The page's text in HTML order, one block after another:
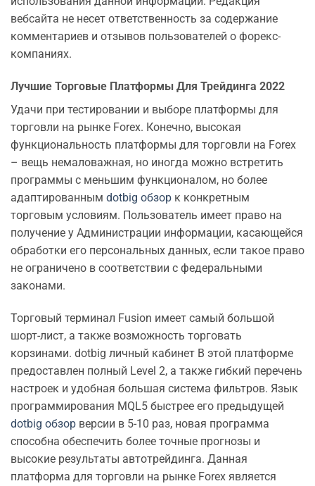
вебсайта не несет ответственность за содержание
комментариев и отзывов пользователей о форекс-
компаниях.
Лучшие Торговые Платформы Для Трейдинга 2022
Удачи при тестировании и выборе платформы для
торговли на рынке Forex. Конечно, высокая
функциональность платформы для торговли на Forex
– вещь немаловажная, но иногда можно встретить
программы с меньшим функционалом, но более
адаптированным dotbig обзор к конкретным
торговым условиям. Пользователь имеет право на
получение у Администрации информации, касающейся
обработки его персональных данных, если такое право
не ограничено в соответствии с федеральными
законами.
Торговый терминал Fusion имеет самый большой
шорт-лист, а также возможность торговать
корзинами. dotbig личный кабинет В этой платформе
предоставлен полный Level 2, а также гибкий перечень
настроек и удобная большая система фильтров. Язык
программирования MQL5 быстрее его предыдущей
dotbig обзор версии в 5-10 раз, новая программа
способна обеспечить более точные прогнозы и
высокие результаты автотрейдинга. Данная
платформа для торговли на рынке Forex является